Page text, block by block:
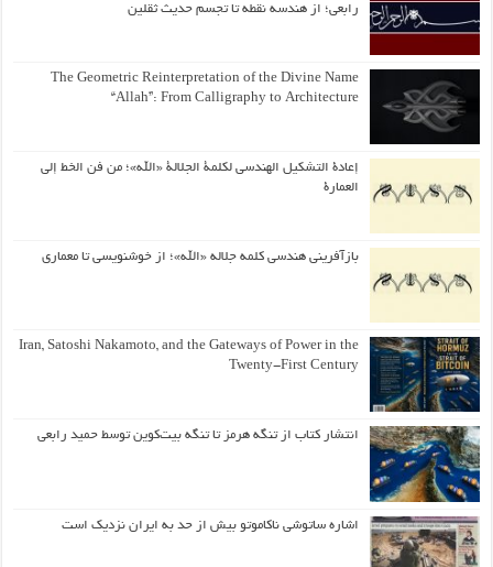
رابعی؛ از هندسه نقطه تا تجسم حدیث ثقلین
The Geometric Reinterpretation of the Divine Name
“Allah”: From Calligraphy to Architecture
إعادة التشكيل الهندسي لكلمة الجلالة «الله»؛ من فن الخط إلى
العمارة
بازآفرینی هندسی کلمه جلاله «الله»؛ از خوشنویسی تا معماری
Iran, Satoshi Nakamoto, and the Gateways of Power in the
Twenty-First Century
انتشار کتاب از تنگه هرمز تا تنگه بیت‌کوین توسط حمید رابعی
اشاره ساتوشی ناکاموتو بیش از حد به ایران نزدیک است